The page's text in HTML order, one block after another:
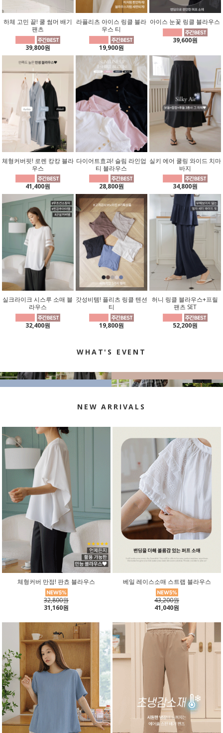
하체 고민 끝! 쿨 썸머 배기
팬츠
39,800원
라플리츠 아이스 링클 블라
우스 티
19,900원
아이스 눈꽃 링클 블라우스
39,600원
체형커버핏! 로렌 캉캉 블라
우스
41,400원
다이어트효과! 슬림 라인업
티 블라우스
28,800원
실키 에어 쿨링 와이드 치마
바지
34,800원
실크라이크 시스루 소매 블
라우스
32,400원
갓성비템! 플리츠 링클 텐션
티
19,800원
허니 링클 블라우스+프릴
팬츠 SET
52,200원
WHAT'S EVENT
NEW ARRIVALS
체형커버 만점! 판쵸 블라우스
32,800원
31,160원
베일 레이스소매 스트랩 블라우스
43,200원
41,040원